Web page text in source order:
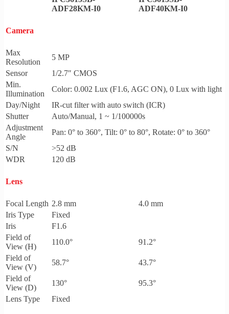
ADF28KM-I0
ADF40KM-I0
Camera
Max
Resolution
5 MP
Sensor
1/2.7″ CMOS
Min.
Illumination
Color: 0.002 Lux (F1.6, AGC ON), 0 Lux with light
Day/Night
IR-cut filter with auto switch (ICR)
Shutter
Auto/Manual, 1 ~ 1/100000s
Adjustment
Angle
Pan: 0° to 360°, Tilt: 0° to 80°, Rotate: 0° to 360°
S/N
>52 dB
WDR
120 dB
Lens
Focal Length 2.8 mm
4.0 mm
Iris Type
Fixed
Iris
F1.6
Field of
View (H)
110.0°
91.2°
Field of
View (V)
58.7°
43.7°
Field of
View (D)
130°
95.3°
Lens Type
Fixed